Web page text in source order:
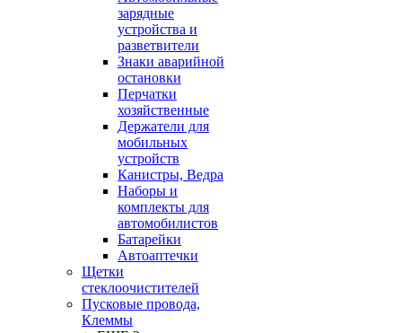
зарядные
устройства и
разветвители
Знаки аварийной
остановки
Перчатки
хозяйственные
Держатели для
мобильных
устройств
Канистры, Ведра
Наборы и
комплекты для
автомобилистов
Батарейки
Автоаптечки
Щетки
стеклоочистителей
Пусковые провода,
Клеммы